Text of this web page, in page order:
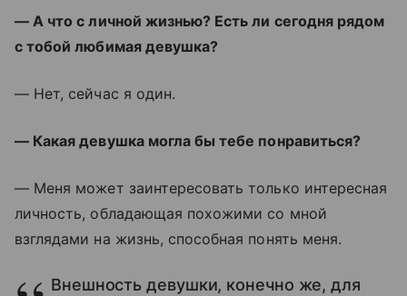
— А что с личной жизнью? Есть ли сегодня рядом
с тобой любимая девушка?
— Нет, сейчас я один.
— Какая девушка могла бы тебе понравиться?
— Меня может заинтересовать только интересная
личность, обладающая похожими со мной
взглядами на жизнь, способная понять меня.
Внешность девушки, конечно же, для